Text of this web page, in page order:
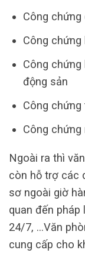
Công chứng
Công
Công
động sản
Công chứng
Công chứng
Ngoài ra thì
còn hỗ trợ các
sơ ngoài giờ
quan đến
24/7, …Văn
cung cấp cho